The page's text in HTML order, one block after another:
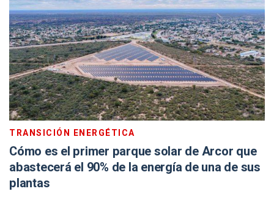
TRANSICIÓN ENERGÉTICA
Cómo es el primer parque solar de Arcor que
abastecerá el 90% de la energía de una de sus
plantas